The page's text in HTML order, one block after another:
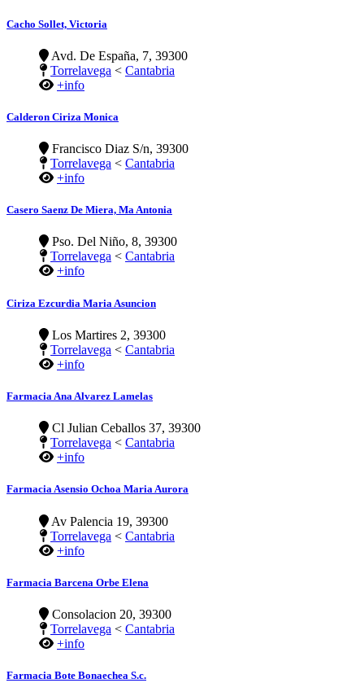
Cacho Sollet, Victoria
Avd. De España, 7, 39300
Torrelavega < Cantabria
+info
Calderon Ciriza Monica
Francisco Diaz S/n, 39300
Torrelavega < Cantabria
+info
Casero Saenz De Miera, Ma Antonia
Pso. Del Niño, 8, 39300
Torrelavega < Cantabria
+info
Ciriza Ezcurdia Maria Asuncion
Los Martires 2, 39300
Torrelavega < Cantabria
+info
Farmacia Ana Alvarez Lamelas
Cl Julian Ceballos 37, 39300
Torrelavega < Cantabria
+info
Farmacia Asensio Ochoa Maria Aurora
Av Palencia 19, 39300
Torrelavega < Cantabria
+info
Farmacia Barcena Orbe Elena
Consolacion 20, 39300
Torrelavega < Cantabria
+info
Farmacia Bote Bonaechea S.c.